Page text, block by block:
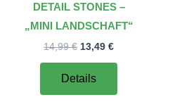
DETAIL STONES –
„MINI LANDSCHAFT“
14,99€ Ursprünglicher
14,99 €
13,49€Aktueller
Details